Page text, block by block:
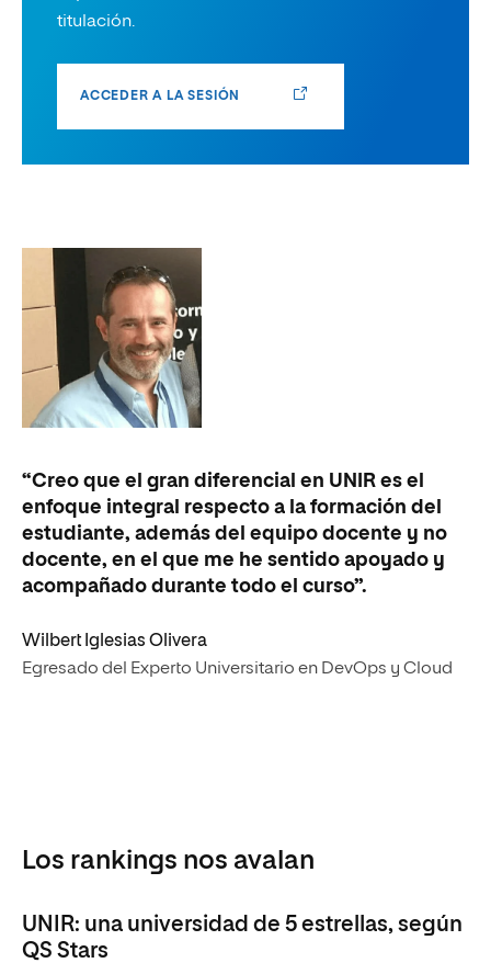
titulación.
ACCEDER A LA SESIÓN
“Creo que el gran diferencial en UNIR es el
enfoque integral respecto a la formación del
estudiante, además del equipo docente y no
docente, en el que me he sentido apoyado y
acompañado durante todo el curso”.
Wilbert Iglesias Olivera
Egresado del Experto Universitario en DevOps y Cloud
Los rankings nos avalan
UNIR: una universidad de 5 estrellas, según
QS Stars